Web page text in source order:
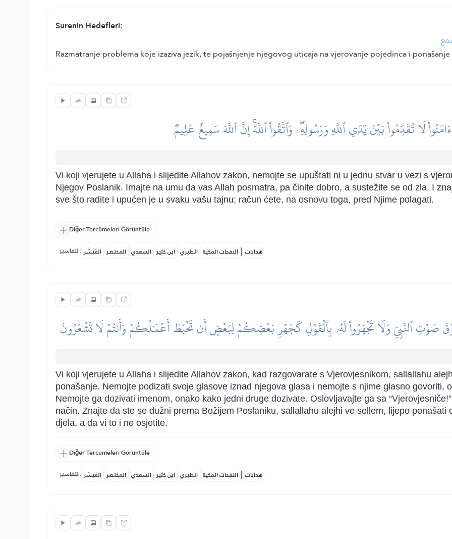
Surenin Hedefleri:
Razmatranje problema koje izaziva jezik, te pojašnjenje njegovog uticaja na vjerovanje pojedinca i
لَا تُقَدِّمُواْ بَيۡنَ يَدَيِ ٱللَّهِ وَرَسُولِهِۦۖ وَٱتَّقُواْ ٱللَّهَۚ إِنَّ ٱللَّهَ سَمِيعٌ عَلِيمٞ
Vi koji vjerujete u Allaha i slijedite Allahov zakon, nemojte se upuštati ni u jednu stvar u vezi s
Njegov Poslanik. Imajte na umu da vas Allah posmatra, pa činite dobro, a sustežite se od zla. I
sve što radite i upućen je u svaku vašu tajnu; račun ćete, na osnovu toga, pred Njime polagati.
Diğer Tercümeleri Görüntüle
التفاسير: المُيسَّر المختصر السعدي ابن كثير الطبري النفحات المكية | هدايات
صَوۡتِ ٱلنَّبِيِّ وَلَا تَجۡهَرُواْ لَهُۥ بِٱلۡقَوۡلِ كَجَهۡرِ بَعۡضِكُمۡ لِبَعۡضٍ أَن تَحۡبَطَ أَعۡمَٰلُكُمۡ وَأَنتُمۡ لَا تَشۡعُرُونَ
Vi koji vjerujete u Allaha i slijedite Allahov zakon, kad razgovarate s Vjerovjesnikom, sallallahu
ponašanje. Nemojte podizati svoje glasove iznad njegova glasa i nemojte s njime glasno govoriti,
Nemojte ga dozivati imenom, onako kako jedni druge dozivate. Oslovljavajte ga sa
način. Znajte da ste se dužni prema Božijem Poslaniku, sallallahu alejhi ve sellem, lijepo ponašati
djela, a da vi to i ne osjetite.
Diğer Tercümeleri Görüntüle
التفاسير: المُيسَّر المختصر السعدي ابن كثير الطبري النفحات المكية | هدايات